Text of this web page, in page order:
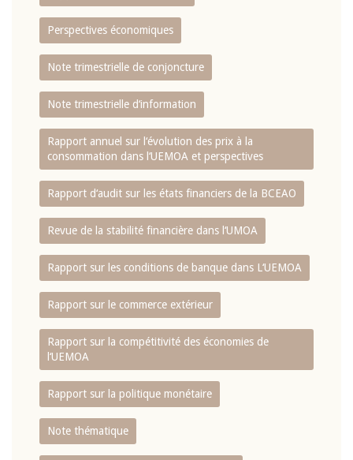
Perspectives économiques
Note trimestrielle de conjoncture
Note trimestrielle d‘information
Rapport annuel sur l‘évolution des prix à la
consommation dans l‘UEMOA et perspectives
Rapport d‘audit sur les états financiers de la BCEAO
Revue de la stabilité financière dans l‘UMOA
Rapport sur les conditions de banque dans L‘UEMOA
Rapport sur le commerce extérieur
Rapport sur la compétitivité des économies de
l‘UEMOA
Rapport sur la politique monétaire
Note thématique